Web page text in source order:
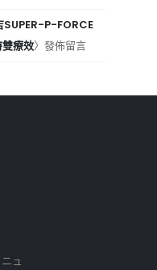
SUPER-P-FORCE
療效〉發佈留言
ュ